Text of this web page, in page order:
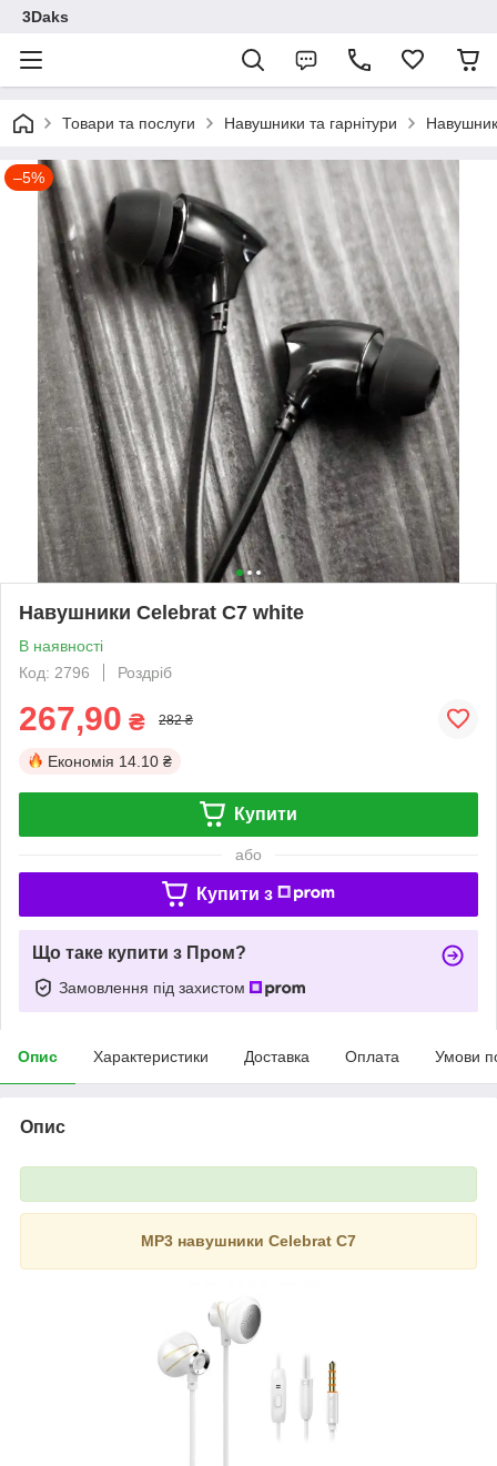
3Daks
Товари та послуги Навушники та гарнітури
–5%
Навушники Celebrat С7 white
В наявності
Код: 2796
Роздріб
267,90 ₴ 282 ₴
Економія 14.10 ₴
Купити
або
Купити з
Що таке купити з Пром?
Замовлення під захистом
Опис Характеристики Доставка Оплата Умови
Опис
MP3 навушники Celebrat С7